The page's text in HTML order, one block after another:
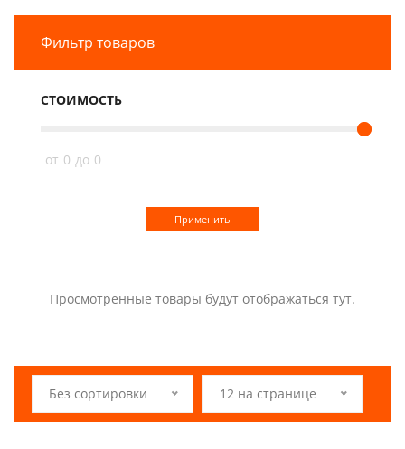
Фильтр товаров
СТОИМОСТЬ
от 0 до 0
Применить
Просмотренные товары будут отображаться тут.
Без сортировки 12 на странице